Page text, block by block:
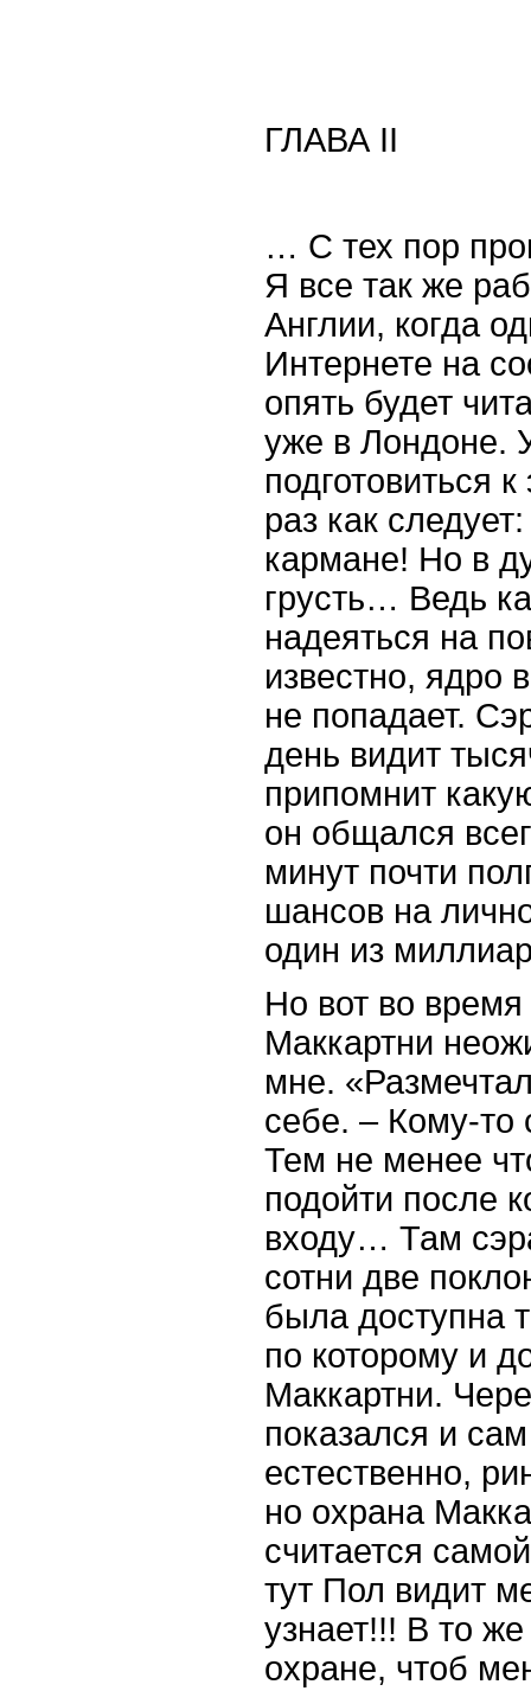
ГЛАВА II
… С тех пор
Я все так же
Англии, когда
Интернете на
опять будет
уже в Лондоне.
подготовиться
раз как
кармане! Но в
грусть… Ведь
надеяться на
известно, ядро
не попадает.
день видит
припомнит
он общался
минут почти
шансов на
один из
Но вот во
Маккартни
мне.
себе. – Кому-
Тем не менее
подойти после
входу… Там
сотни две
была доступна
по которому и
Маккартни.
показался и
естественно,
но охрана
считается
тут Пол видит
узнает!!! В то
охране, чтоб